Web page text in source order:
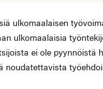
ulkomaalaisen
ulkomaalaisia
ei ole pyynnöistä
noudatettavista